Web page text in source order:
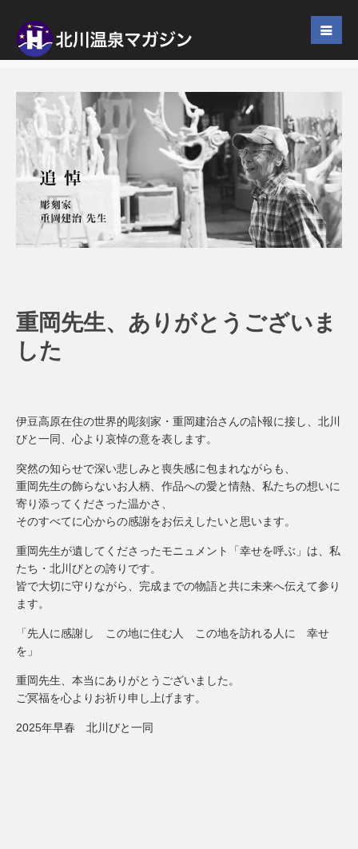
重岡先生、ありがとうございま
した
伊豆高原在住の世界的彫刻家・重岡建治さんの訃報に接し、北川
びと一同、心より哀悼の意を表します。
突然の知らせで深い悲しみと喪失感に包まれながらも、
重岡先生の飾らないお人柄、作品への愛と情熱、私たちの想いに
寄り添ってくださった温かさ、
そのすべてに心からの感謝をお伝えしたいと思います。
重岡先生が遺してくださったモニュメント「幸せを呼ぶ」は、私
たち・北川びとの誇りです。
皆で大切に守りながら、完成までの物語と共に未来へ伝えて参り
ます。
「先人に感謝し この地に住む人 この地を訪れる人に 幸せ
を」
重岡先生、本当にありがとうございました。
ご冥福を心よりお祈り申し上げます。
2025年早春 北川びと一同